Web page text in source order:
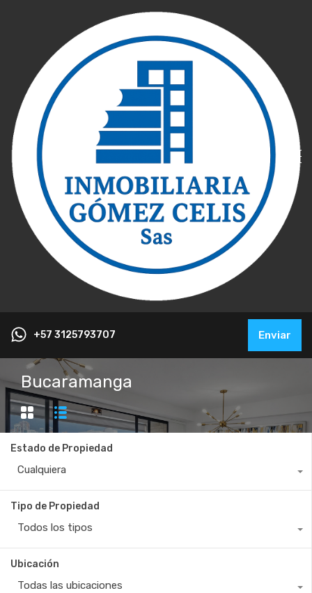
+57 3125793707 Enviar
Bucaramanga
Estado de Propiedad
Cualquiera
Tipo de Propiedad
Todos los tipos
Ubicación
Todas las ubicaciones